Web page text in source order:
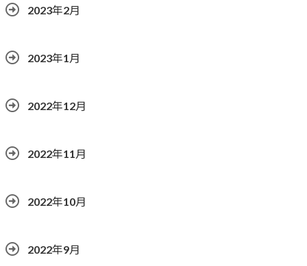
2023年2月
2023年1月
2022年12月
2022年11月
2022年10月
2022年9月